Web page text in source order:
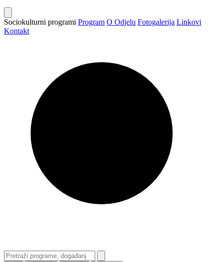
Sociokulturni programi Program O Odjelu Fotogalerija Linkovi
Kontakt